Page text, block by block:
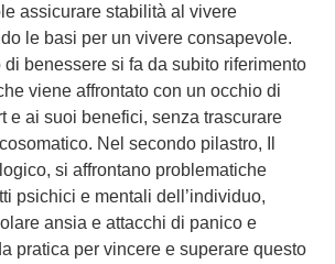
assicurare stabilità al vivere
le basi per un vivere consapevole.
benessere si fa da subito riferimento
viene affrontato con un occhio di
e ai suoi benefici, senza trascurare
Nel secondo pilastro, Il
si affrontano problematiche
psichici e mentali dell’individuo,
ansia e attacchi di panico e
pratica per vincere e superare questo